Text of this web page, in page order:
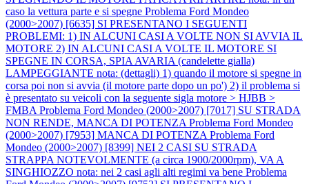
caso la vettura parte e si spegne Problema Ford Mondeo
(2000>2007) [6635] SI PRESENTANO I SEGUENTI
PROBLEMI: 1) IN ALCUNI CASI A VOLTE NON SI AVVIA IL
MOTORE 2) IN ALCUNI CASI A VOLTE IL MOTORE SI
SPEGNE IN CORSA, SPIA AVARIA (candelette gialla)
LAMPEGGIANTE nota: (dettagli) 1) quando il motore si spegne in
corsa poi non si avvia (il motore parte dopo un po') 2) il problema si
è presentato su veicoli con la seguente sigla motore > HJBB >
FMBA Problema Ford Mondeo (2000>2007) [7017] SU STRADA
NON RENDE, MANCA DI POTENZA Problema Ford Mondeo
(2000>2007) [7953] MANCA DI POTENZA Problema Ford
Mondeo (2000>2007) [8399] NEI 2 CASI SU STRADA
STRAPPA NOTEVOLMENTE (a circa 1900/2000rpm), VA A
SINGHIOZZO nota: nei 2 casi agli alti regimi va bene Problema